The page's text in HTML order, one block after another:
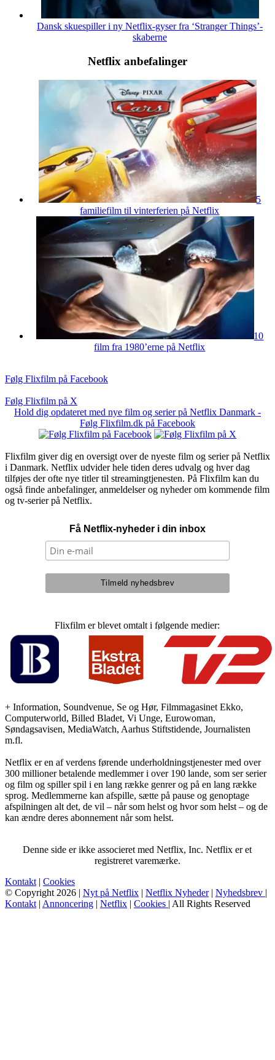
Dansk skuespiller i ny Netflix-gyser fra ‘Stranger Things’-
skaberne
Netflix anbefalinger
5
familiefilm til vinterferien på Netflix
10
film fra 1980’erne på Netflix
Følg Flixfilm på Facebook
Følg Flixfilm på X
Hold dig opdateret med nye film og serier på Netflix Danmark -
Følg Flixfilm.dk på Facebook
Flixfilm giver dig en oversigt over de nyeste film og serier på Netflix
i Danmark. Netflix udvider hele tiden deres udvalg og hver dag
tilføjes der ofte nye titler til streamingtjenesten. På Flixfilm kan du
også finde anbefalinger, anmeldelser og nyheder om kommende film
og tv-serier på Netflix.
Få Netflix-nyheder i din inbox
Flixfilm er blevet omtalt i følgende medier:
+ Information, Soundvenue, Se og Hør, Filmmagasinet Ekko,
Computerworld, Billed Bladet, Vi Unge, Eurowoman,
Søndagsavisen, MediaWatch, Aarhus Stiftstidende, Journalisten
m.fl.
Netflix er en af verdens førende underholdningstjenester med over
300 millioner betalende medlemmer i over 190 lande, som ser serier
og film og spiller spil i en lang række genrer og på en lang række
sprog. Medlemmerne kan afspille, sætte på pause og genoptage
afspilningen alt det, de vil – når som helst og hvor som helst – og de
kan ændre deres abonnement når som helst.
Denne side er ikke associeret med Netflix, Inc. Netflix er et
registreret varemærke.
Kontakt | Cookies
© Copyright 2026 | Nyt på Netflix | Netflix Nyheder| Nyhedsbrev |
Kontakt | Annoncering | Netflix | Cookies | All Rights Reserved